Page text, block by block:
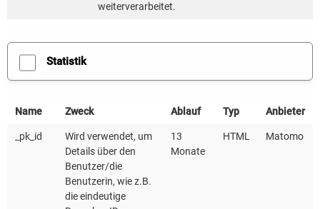
Busbeschleunigung
Öffentlichen Verkehr
o Mobilitätspass
Förderhöhe
Allgemein: Es erfolgt eine
Festbetragsfinanzierung in Höhe von 50 Prozent
der zuwendungsfähigen Kosten. Abweichend
hiervon wird für den Aktionsplan für Mobilität,
weiterverarbeitet.
Statistik
Name Zweck Ablauf Typ Anbieter
_pk_id
Wird verwendet, um
Details über den
Benutzer/die
Benutzerin, wie z.B.
die eindeutige
13
Monate
HTML Matomo